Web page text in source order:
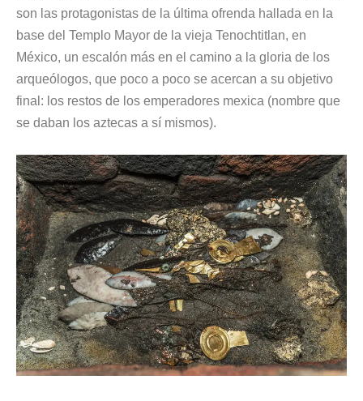
son las protagonistas de la última ofrenda hallada en la
base del Templo Mayor de la vieja Tenochtitlan, en
México, un escalón más en el camino a la gloria de los
arqueólogos, que poco a poco se acercan a su objetivo
final: los restos de los emperadores mexica (nombre que
se daban los aztecas a sí mismos).